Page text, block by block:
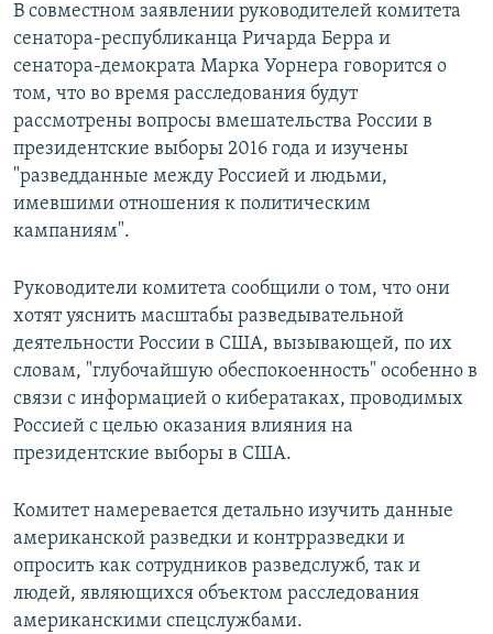
В совместном заявлении руководителей комитета
сенатора-республиканца Ричарда Берра и
сенатора-демократа Марка Уорнера говорится о
том, что во время расследования будут
рассмотрены вопросы вмешательства России в
президентские выборы 2016 года и изучены
"разведданные между Россией и людьми,
имевшими отношения к политическим
кампаниям".
Руководители комитета сообщили о том, что они
хотят уяснить масштабы разведывательной
деятельности России в США, вызывающей, по их
словам, "глубочайшую обеспокоенность" особенно в
связи с информацией о кибератаках, проводимых
Россией с целью оказания влияния на
президентские выборы в США.
Комитет намеревается детально изучить данные
американской разведки и контрразведки и
опросить как сотрудников разведслужб, так и
людей, являющихся объектом расследования
американскими спецслужбами.